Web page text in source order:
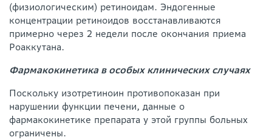
(физиологическим) ретиноидам. Эндогенные
концентрации ретиноидов восстанавливаются
примерно через 2 недели после окончания приема
Роаккутана.
Фармакокинетика в особых клинических случаях
Поскольку изотретиноин противопоказан при
нарушении функции печени, данные о
фармакокинетике препарата у этой группы больных
ограничены.